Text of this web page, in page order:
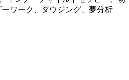
ワーク、ダウジング、夢分析